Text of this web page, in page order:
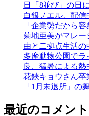
日「8並び」の日
白銀ノエル、配信
「企業勢だから
菊地亜美がマレー
由と二拠点生活の
多摩動物公園でラ
良、猛暑による熱
花鋏キョウさん卒
「1月末退所」の
最近のコメント